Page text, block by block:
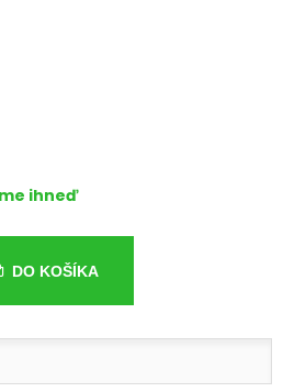
ihneď
DO KOŠÍKA